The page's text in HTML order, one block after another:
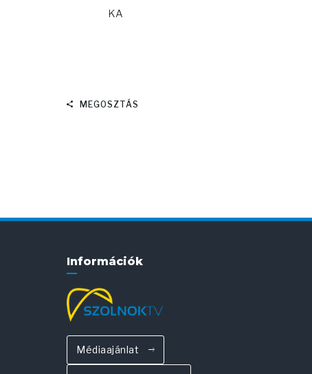
KA
MEGOSZTÁS
Információk
Médiaajánlat